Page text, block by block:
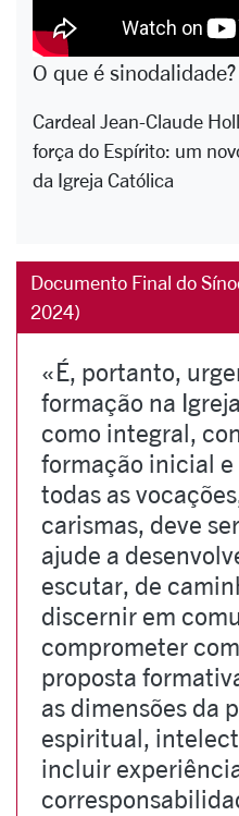
O que é sinodalidade?
Cardeal Jean-Claude
força do Espírito: um
da Igreja Católica
Documento Final do
2024)
«É, portanto,
formação na
como integral,
formação inicial
todas as
carismas, deve
ajude a
escutar, de
discernir em
comprometer
proposta
as dimensões da
espiritual,
incluir